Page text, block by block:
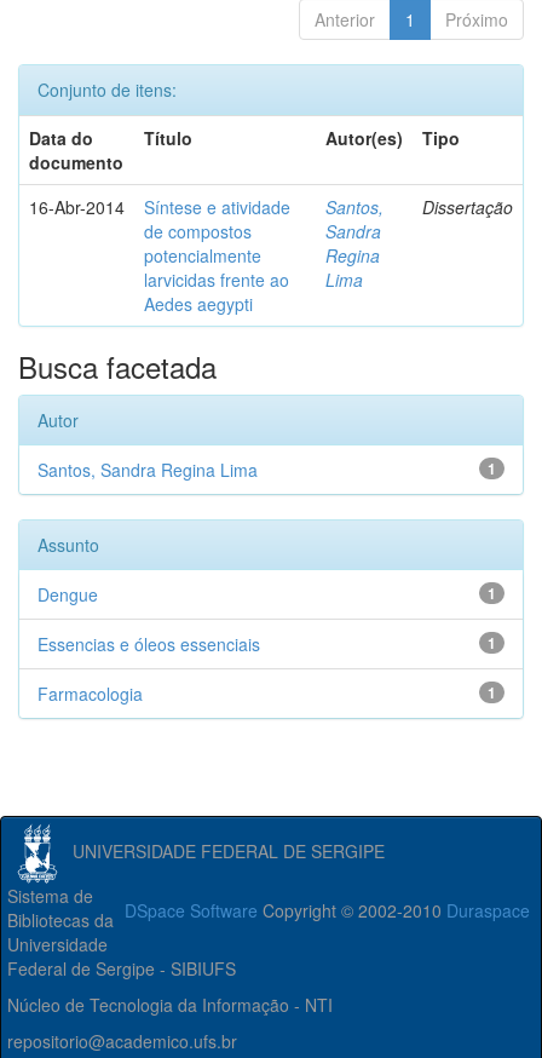
Anterior 1 Próximo
Conjunto de itens:
Data do
documento
Título Autor(es) Tipo
16-Abr-2014
Síntese e atividade
de compostos
potencialmente
larvicidas frente ao
Aedes aegypti
Santos,
Sandra
Regina
Lima
Dissertação
Busca facetada
Autor
1
Santos, Sandra Regina Lima
Assunto
1
Dengue
1
Essencias e óleos essenciais
1
Farmacologia
UNIVERSIDADE FEDERAL DE SERGIPE
DSpace Software Copyright © 2002-2010 Duraspace
Sistema de
Bibliotecas da
Universidade
Federal de Sergipe - SIBIUFS
Núcleo de Tecnologia da Informação - NTI
repositorio@academico.ufs.br